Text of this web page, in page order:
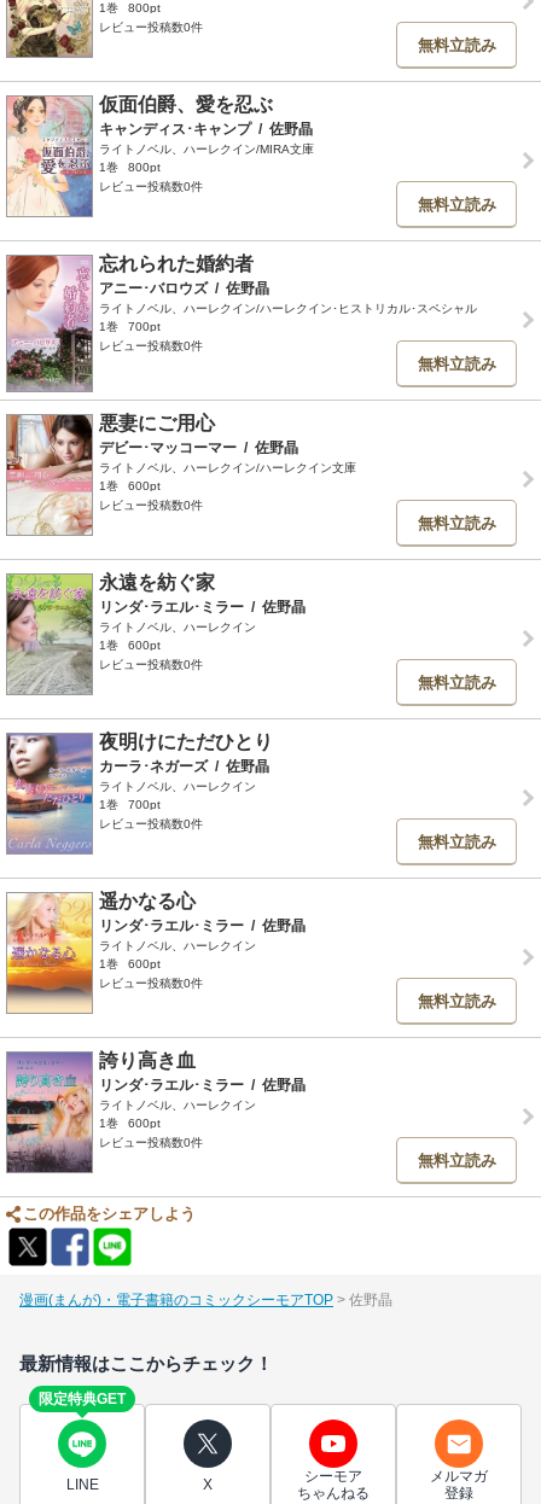
1巻
800pt
レビュー投稿数0件
無料立読み
仮面伯爵、愛を忍ぶ
キャンディス･キャンプ / 佐野晶
ライトノベル、ハーレクイン/MIRA文庫
1巻
800pt
レビュー投稿数0件
無料立読み
忘れられた婚約者
アニー･バロウズ / 佐野晶
ライトノベル、ハーレクイン/ハーレクイン･ヒストリカル･スペシャル
1巻
700pt
レビュー投稿数0件
無料立読み
悪妻にご用心
デビー･マッコーマー / 佐野晶
ライトノベル、ハーレクイン/ハーレクイン文庫
1巻
600pt
レビュー投稿数0件
無料立読み
永遠を紡ぐ家
リンダ･ラエル･ミラー / 佐野晶
ライトノベル、ハーレクイン
1巻
600pt
レビュー投稿数0件
無料立読み
夜明けにただひとり
カーラ･ネガーズ / 佐野晶
ライトノベル、ハーレクイン
1巻
700pt
レビュー投稿数0件
無料立読み
遥かなる心
リンダ･ラエル･ミラー / 佐野晶
ライトノベル、ハーレクイン
1巻
600pt
レビュー投稿数0件
無料立読み
誇り高き血
リンダ･ラエル･ミラー / 佐野晶
ライトノベル、ハーレクイン
1巻
600pt
レビュー投稿数0件
無料立読み
この作品をシェアしよう
漫画(まんが)・電子書籍のコミックシーモアTOP 佐野晶
最新情報はここからチェック！
限定特典GET
LINE X
シーモア
ちゃんねる
メルマガ
登録